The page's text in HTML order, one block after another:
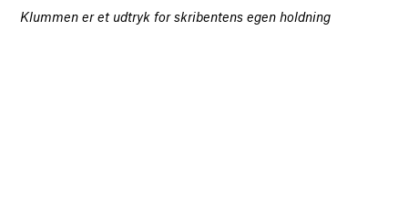
Klummen er et udtryk for skribentens egen holdning